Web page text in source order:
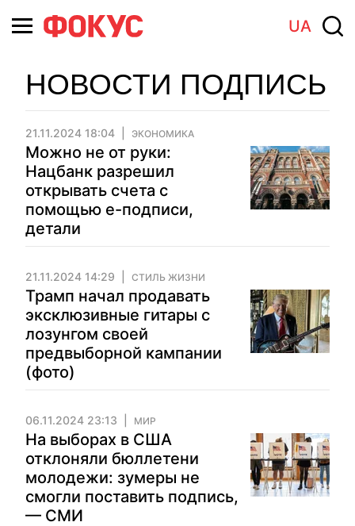
UA
НОВОСТИ ПОДПИСЬ
21.11.2024 18:04 ЭКОНОМИКА
Можно не от руки:
Нацбанк разрешил
открывать счета с
помощью е-подписи,
детали
21.11.2024 14:29 СТИЛЬ ЖИЗНИ
Трамп начал продавать
эксклюзивные гитары с
лозунгом своей
предвыборной кампании
(фото)
06.11.2024 23:13 МИР
На выборах в США
отклоняли бюллетени
молодежи: зумеры не
смогли поставить подпись,
— СМИ